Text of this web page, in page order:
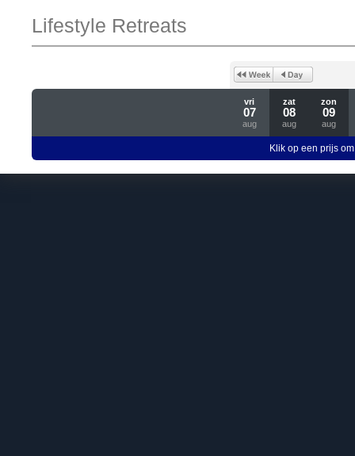
Lifestyle Retreats
vri
07
aug
zat
08
aug
zon
09
aug
Klik op een prijs